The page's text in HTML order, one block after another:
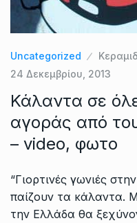
Uncategorized
24 Δεκεμβρίου, 2013
Κάλαντα σε
αγοράς από
– video, φωτο
“Γιορτινές γωνιές
παίζουν τα κάλαντα.
την Ελλάδα θα